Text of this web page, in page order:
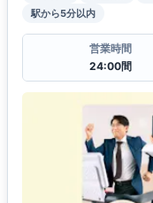
駅から5分以内
営業時間
24:00間